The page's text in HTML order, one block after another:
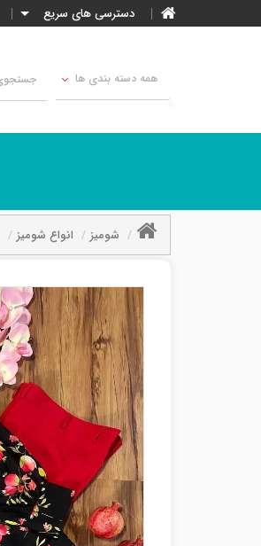
دسترسی های سریع
همه دسته بندی ها
شومیز انواع شومیز